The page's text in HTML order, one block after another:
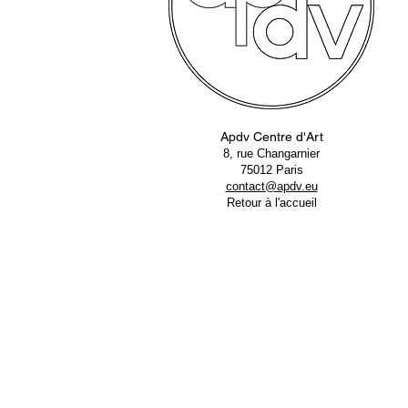
Retour à l'accueil
Apdv Centre d'Art
8, rue Changarnier
75012 Paris
contact@apdv.eu